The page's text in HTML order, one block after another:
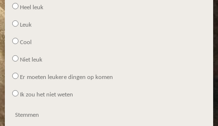
Heel leuk
Leuk
Cool
Niet leuk
Er moeten leukere dingen op komen
Ik zou het niet weten
Stemmen